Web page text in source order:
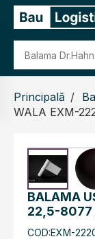
Principală
WALA EXM-
BALAMA
22,5-8077
COD:EXM-